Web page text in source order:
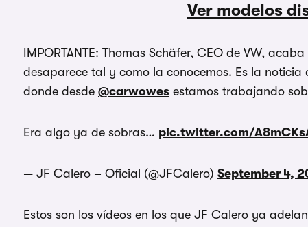
Ver modelos
IMPORTANTE: Thomas Schäfer, CEO de VW,
desaparece tal y como la conocemos. Es la
donde desde @carwowes estamos trabajando
Era algo ya de sobras… pic.twitter.com/
— JF Calero – Oficial (@JFCalero) September 4,
Estos son los vídeos en los que JF Calero ya